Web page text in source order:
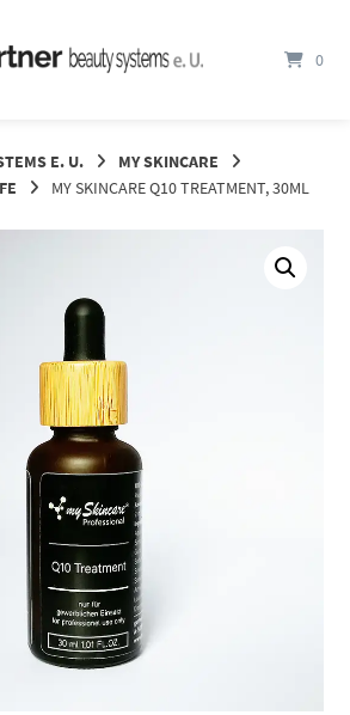
0
E. U.
MY SKINCARE
MY SKINCARE Q10 TREATMENT, 30ML